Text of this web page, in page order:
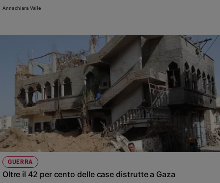
Cinema,
streaming
Libri
Musica
Arte
Famiglia
ed
educazione
Genitori
e
figli
Guerra mondiale. E ricorda che, anche quando si ha la vittoria dietro c'è la
Annachiara Valle
GUERRA
Oltre il 42 per cento delle case distrutte a Gaza